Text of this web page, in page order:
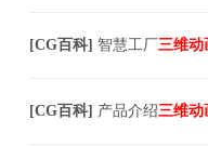
[CG百科] 智慧工厂三维动
[CG百科] 产品介绍三维动